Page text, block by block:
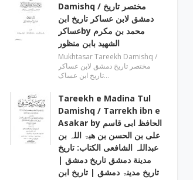
Damishq ‎/ مختصر تاریخ
دمشق لابن عساکر تاریخ ابن
عساکرby ‎محمد بن مکرم
الشھید بابن منظور
Mukhtasar Tareekh Damishq ‎/
مختصر تاریخ دمشق لابن عساکر
تاریخ ابن عساک…
Tareekh e Madina Tul
Damishq / Tarrekh ibn e
Asakar by الحافظ ابی قاسم
علی بن الحسن بن ھبۃ اللہ بن
عبداللہ الشافعی الكتاب: تاريخ
مدينة دمشق تاريخ دمشق |
تاریخ مدینۃ دمشق | تاریخ ابن